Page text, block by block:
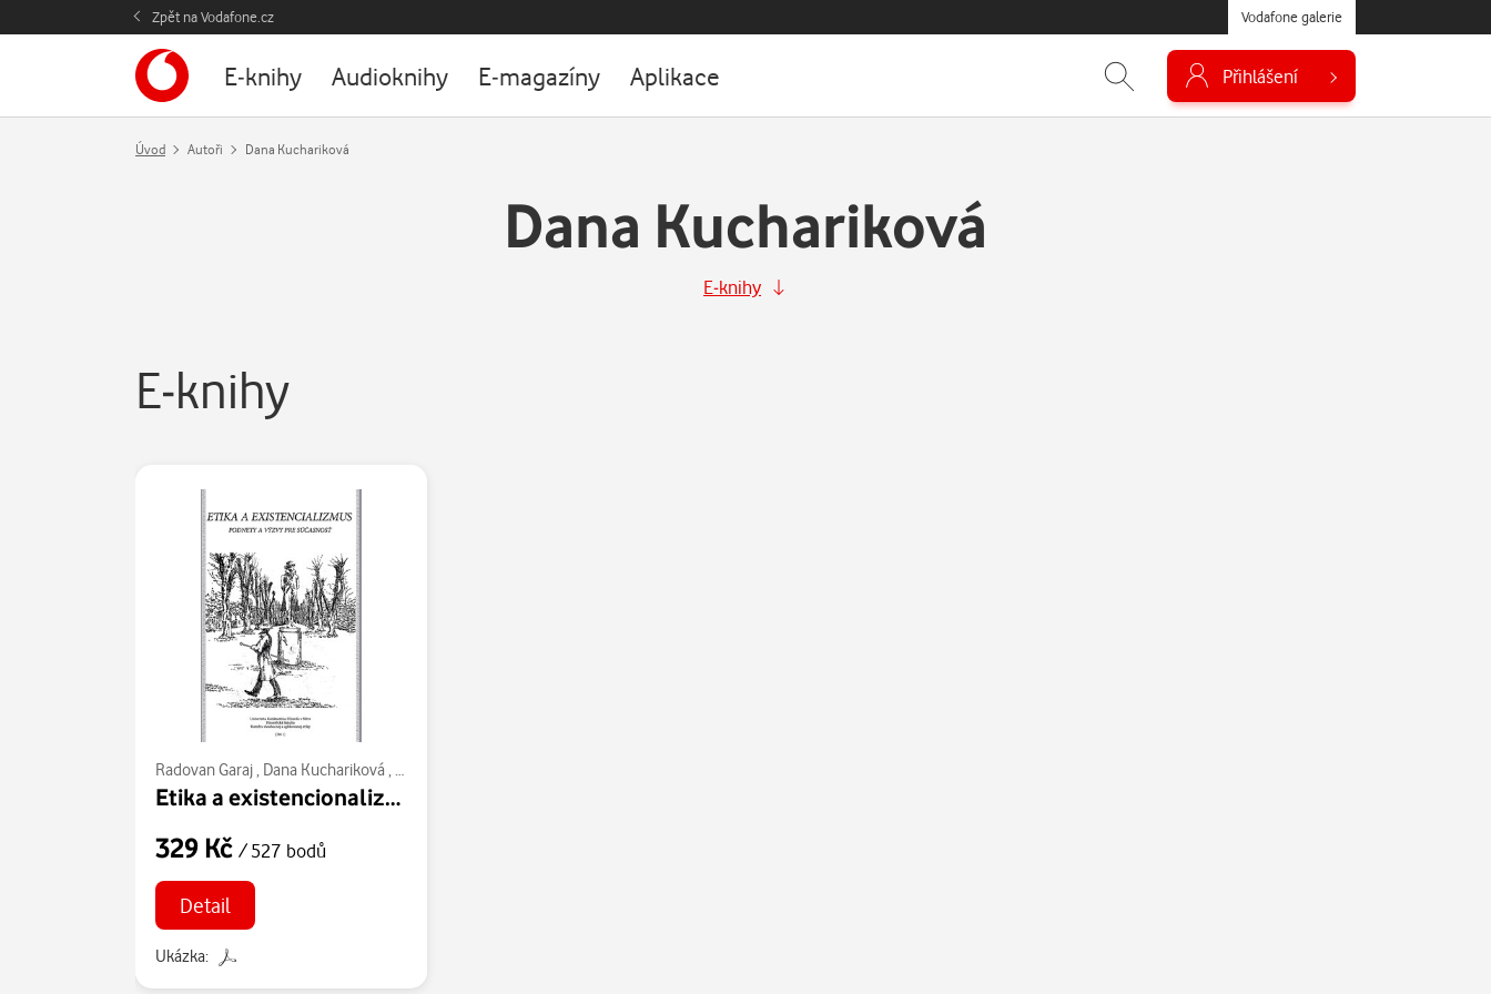
Zpět na Vodafone.cz Vodafone galerie
E-knihy Audioknihy E-magazíny Aplikace Přihlášení
Úvod Autoři Dana Kuchariková
Dana Kuchariková
E-knihy
E-knihy
Radovan Garaj, Dana Kuchariková , Bartholomew Ryan
Etika a existencionalizmus: Podnety a výzvy pre súčasnosť
329 Kč / 527 bodů
Detail
Ukázka: